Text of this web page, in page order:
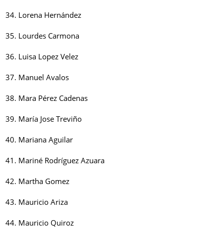
34. Lorena Hernández
35. Lourdes Carmona
36. Luisa Lopez Velez
37. Manuel Avalos
38. Mara Pérez Cadenas
39. María Jose Treviño
40. Mariana Aguilar
41. Mariné Rodríguez Azuara
42. Martha Gomez
43. Mauricio Ariza
44. Mauricio Quiroz